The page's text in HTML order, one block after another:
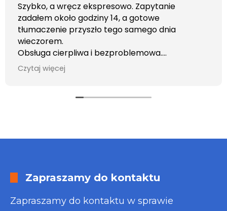
Szybko, a wręcz ekspresowo. Zapytanie
zadałem około godziny 14, a gotowe
tłumaczenie przyszło tego samego dnia
wieczorem.
Obsługa cierpliwa i bezproblemowa.
Otrzymałem wszelkie informacje i porady jaka
usługa będzie dla mnie najlepsza. Faktura także
Czytaj więcej
Zapraszamy do kontaktu
Zapraszamy do kontaktu w sprawie